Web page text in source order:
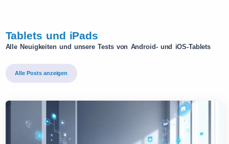
Tablets und iPads
Alle Neuigkeiten und unsere Tests von Android- und iOS-Tablets
Alle Posts anzeigen